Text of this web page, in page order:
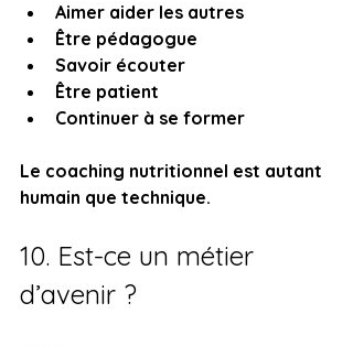
Aimer aider les autres
Être pédagogue
Savoir écouter
Être patient
Continuer à se former
Le coaching nutritionnel est autant
humain que technique.
10. Est-ce un métier
d’avenir ?